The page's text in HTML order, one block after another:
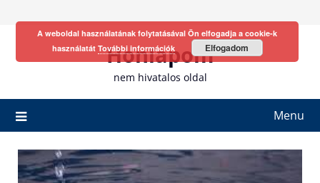
Honlapom
nem hivatalos oldal
Menu
A weboldal használatának folytatásával Ön elfogadja a cookie-k
használatát További információk Elfogadom